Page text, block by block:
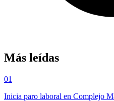
Más leídas
01
Inicia paro laboral en Complejo